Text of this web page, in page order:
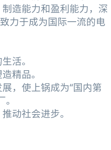
造能力和盈利能力，深
力于成为国际一流的电
活。
精品。
，使上锅成为“国内第
动社会进步。